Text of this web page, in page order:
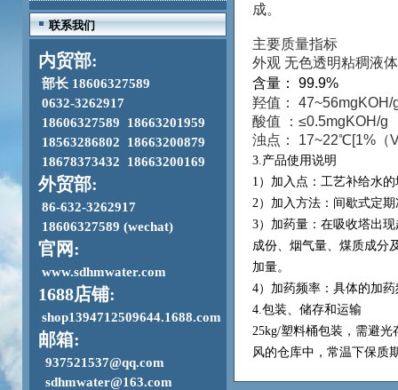
联系我们
内贸部:
部长 18606327589
0632-3262917
18606327589 18663201959
18563286802 18663200879
18678373432 18663200169
外贸部:
86-632-3262917
18606327589 (wechat)
官网:
www.sdhmwater.com
1688店铺:
shop1394712509644.1688.com
邮箱:
937521537@qq.com
sdhmwater@163.com
成。
主要质量指标
外观 无色透明粘稠液体
含量： 99.9%
羟值： 47~56mgKOH/
酸值 ：≤0.5mgKOH/g
浊点： 17~22℃[1%（
3.产品使用说明
1）加入点：工艺补给水
2）加入方法：间歇式定
3）加药量：在吸收塔出
成份、烟气量、煤质成分
加量。
4）加药频率：具体的加
4.包装、储存和运输
25kg/塑料桶包装，需避
风的仓库中，常温下保质